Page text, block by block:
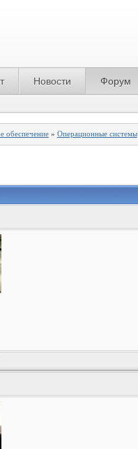
Новости Форум
обеспечение» Операционные системы